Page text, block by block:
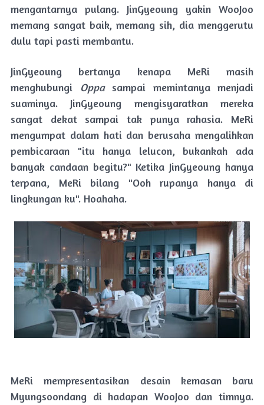
mengantarnya pulang. JinGyeoung yakin WooJoo
memang sangat baik, memang sih, dia menggerutu
dulu tapi pasti membantu.
JinGyeoung bertanya kenapa MeRi masih
menghubungi
Oppasampai memintanya menjadi
suaminya. JinGyeoung mengisyaratkan mereka
sangat dekat sampai tak punya rahasia. MeRi
mengumpat dalam hati dan berusaha mengalihkan
pembicaraan "itu hanya lelucon, bukankah ada
banyak candaan begitu?" Ketika JinGyeoung hanya
terpana, MeRi bilang "Ooh rupanya hanya di
lingkungan ku". Hoahaha.
MeRi mempresentasikan desain kemasan baru
Myungsoondang di hadapan WooJoo dan timnya.